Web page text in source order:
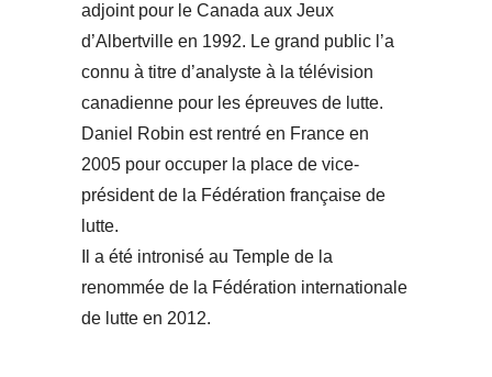
adjoint pour le Canada aux Jeux
d’Albertville en 1992. Le grand public l’a
connu à titre d’analyste à la télévision
canadienne pour les épreuves de lutte.
Daniel Robin est rentré en France en
2005 pour occuper la place de vice-
président de la Fédération française de
lutte.
Il a été intronisé au Temple de la
renommée de la Fédération internationale
de lutte en 2012.